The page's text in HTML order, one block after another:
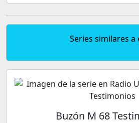
Series similares a
Buzón M 68